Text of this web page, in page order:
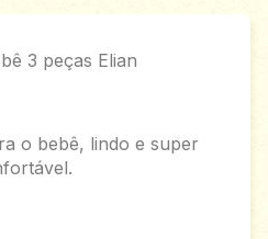
3 peças Elian
o bebê, lindo e super